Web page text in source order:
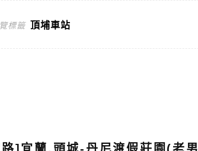
標籤 頂埔車站